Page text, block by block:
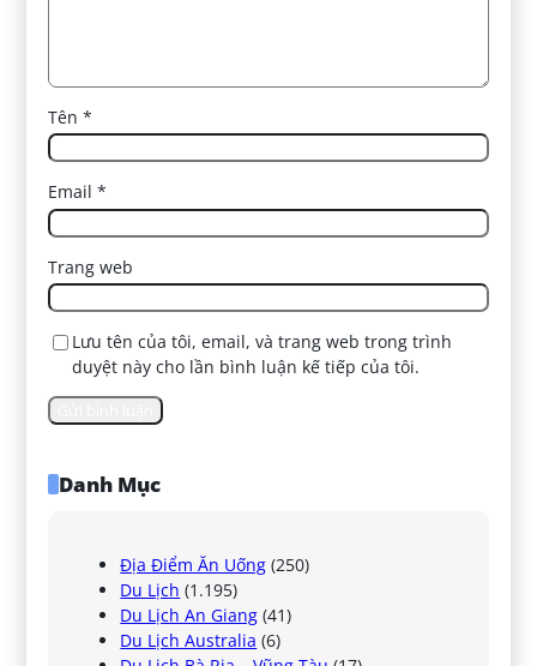
Tên*
Email*
Trang web
Lưu tên của tôi, email, và trang web trong trình
duyệt này cho lần bình luận kế tiếp của tôi.
Danh Mục
Địa Điểm Ăn Uống (250)
Du Lịch (1.195)
Du Lịch An Giang (41)
Du Lịch Australia (6)